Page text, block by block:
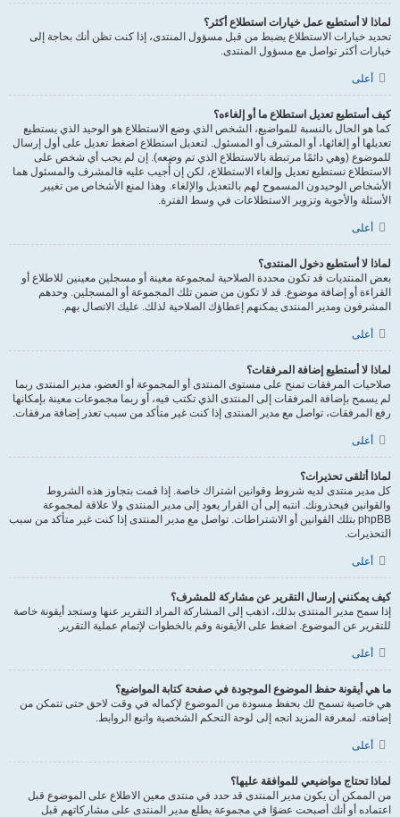
لماذا لا أستطيع عمل خيارات استطلاع أكثر؟
تحديد خيارات الاستطلاع يضبط من قبل مسؤول المنتدى، إذا كنت تظن أنك بحاجة إلى
خيارات أكثر تواصل مع مسؤول المنتدى.
أعلى
كيف أستطيع تعديل استطلاع ما أو إلغاءه؟
كما هو الحال بالنسبة للمواضيع، الشخص الذي وضع الاستطلاع هو الوحيد الذي يستطيع
تعديلها أو إلغائها، أو المشرف أو المسئول. لتعديل استطلاع اضغط تعديل على أول إرسال
للموضوع (وهي دائمًا مرتبطة بالاستطلاع الذي تم وضعه). إن لم يجب أي شخص على
الاستطلاع تستطيع تعديل وإلغاء الاستطلاع، لكن إن أُجيب عليه فالمشرف والمسئول هما
الأشخاص الوحيدون المسموح لهم بالتعديل والإلغاء. وهذا لمنع الأشخاص من تغيير
الأسئلة والأجوبة وتزوير الاستطلاعات في وسط الفترة.
أعلى
لماذا لا أستطيع دخول المنتدى؟
بعض المنتديات قد تكون محددة الصلاحية لمجموعة معينة أو مسجلين معينين للاطلاع أو
القراءة أو إضافة موضوع. قد لا تكون من ضمن تلك المجموعة أو المسجلين. وحدهم
المشرفون ومدير المنتدى يمكنهم إعطاؤك الصلاحية لذلك. عليك الاتصال بهم.
أعلى
لماذا لا أستطيع إضافة المرفقات؟
صلاحيات المرفقات تمنح على مستوى المنتدى أو المجموعة أو العضو، مدير المنتدى ربما
لم يسمح بإضافة المرفقات إلى المنتدى الذي تكتب فيه، أو ربما مجموعات معينة بإمكانها
رفع المرفقات، تواصل مع مدير المنتدى إذا كنت غير متأكد من سبب تعذر إضافة مرفقات.
أعلى
لماذا أتلقى تحذيرات؟
كل مدير منتدى لديه شروط وقوانين اشتراك خاصة. إذا قمت بتجاوز هذه الشروط
والقوانين فيحذرونك. انتبه إلى أن القرار يعود إلى مدير المنتدى ولا علاقة لمجموعة
phpBB بتلك القوانين أو الاشتراطات. تواصل مع مدير المنتدى إذا كنت غير متأكد من سبب
التحذيرات.
أعلى
كيف يمكنني إرسال التقرير عن مشاركة للمشرف؟
إذا سمح مدير المنتدى بذلك، اذهب إلى المشاركة المراد التقرير عنها وستجد أيقونة خاصة
للتقرير عن الموضوع. اضغط على الأيقونة وقم بالخطوات لإتمام عملية التقرير.
أعلى
ما هي أيقونة حفظ الموضوع الموجودة في صفحة كتابة المواضيع؟
هي خاصية تسمح لك بحفظ مسودة من الموضوع لإكماله في وقت لاحق حتى تتمكن من
إضافته. لمعرفة المزيد اتجه إلى لوحة التحكم الشخصية واتبع الروابط.
أعلى
لماذا تحتاج مواضيعي للموافقة عليها؟
من الممكن أن يكون مدير المنتدى قد حدد في منتدى معين الاطلاع على الموضوع قبل
اعتماده أو أنك أصبحت عضوًا في مجموعة يطلع مدير المنتدى على مشاركاتهم قبل